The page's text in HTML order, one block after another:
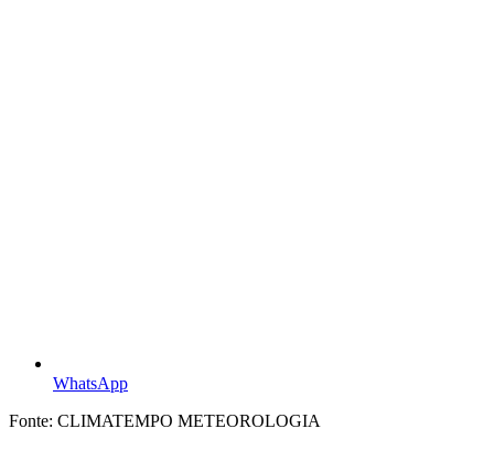
WhatsApp
Fonte: CLIMATEMPO METEOROLOGIA